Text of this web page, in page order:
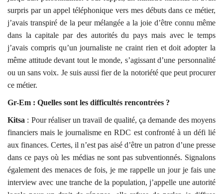
surpris par un appel téléphonique vers mes débuts dans ce métier,
j’avais transpiré de la peur mélangée a la joie d’être connu même
dans la capitale par des autorités du pays mais avec le temps
j’avais compris qu’un journaliste ne craint rien et doit adopter la
même attitude devant tout le monde, s’agissant d’une personnalité
ou un sans voix. Je suis aussi fier de la notoriété que peut procurer
ce métier.
Gr-Em : Quelles sont les difficultés rencontrées ?
Kitsa : Pour réaliser un travail de qualité, ça demande des moyens
financiers mais le journalisme en RDC est confronté à un défi lié
aux finances. Certes, il n’est pas aisé d’être un patron d’une presse
dans ce pays où les médias ne sont pas subventionnés. Signalons
également des menaces de fois, je me rappelle un jour je fais une
interview avec une tranche de la population, j’appelle une autorité